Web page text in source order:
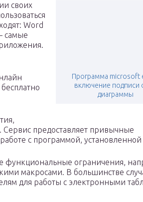
Программа microsoft
включение подписи
диаграммы
своих
Word
самые
предоставляет привычные
с программой,
функциональные ограничения,
макросами. В большинстве
для работы с электронными